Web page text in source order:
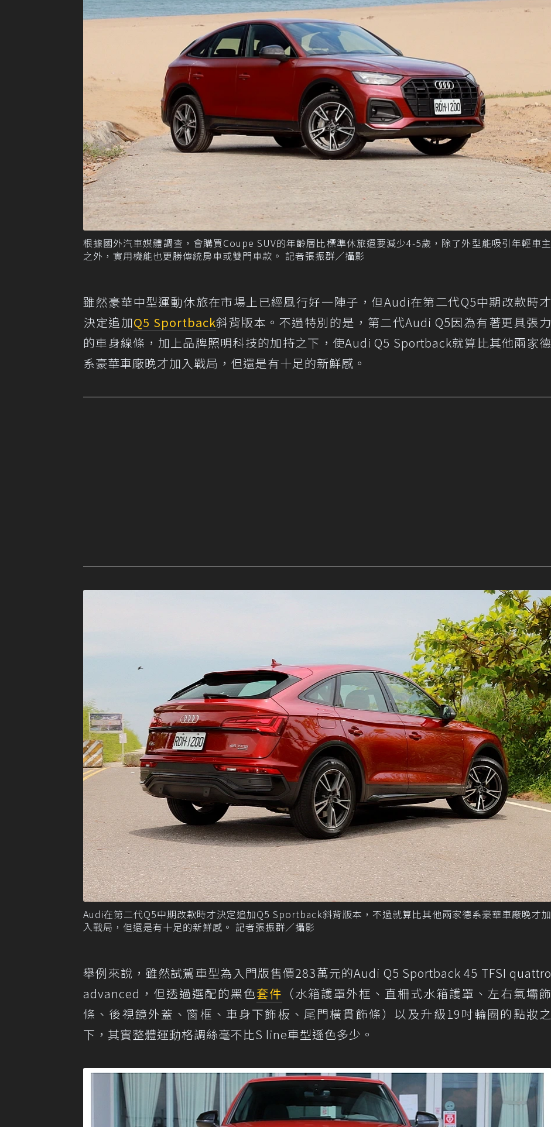
根據國外汽車媒體調查，會購買Coupe SUV的年齡層比標準休旅還要減少4-5歲，除了外型能吸引年輕車主
之外，實用機能也更勝傳統房車或雙門車款。 記者張振群／攝影
雖然豪華中型運動休旅在市場上已經風行好一陣子，但Audi在第二代Q5中期改款時才
決定追加Q5 Sportback斜背版本。不過特別的是，第二代Audi Q5因為有著更具張力
的車身線條，加上品牌照明科技的加持之下，使Audi Q5 Sportback就算比其他兩家德
系豪華車廠晚才加入戰局，但還是有十足的新鮮感。
Audi在第二代Q5中期改款時才決定追加Q5 Sportback斜背版本，不過就算比其他兩家德系豪華車廠晚才加
入戰局，但還是有十足的新鮮感。 記者張振群／攝影
舉例來說，雖然試駕車型為入門版售價283萬元的Audi Q5 Sportback 45 TFSI quattro
advanced，但透過選配的黑色套件 （水箱護罩外框、直柵式水箱護罩、左右氣壩飾
條、後視鏡外蓋、窗框、車身下飾板、尾門橫貫飾條）以及升級19吋輪圈的點妝之
下，其實整體運動格調絲毫不比S line車型遜色多少。